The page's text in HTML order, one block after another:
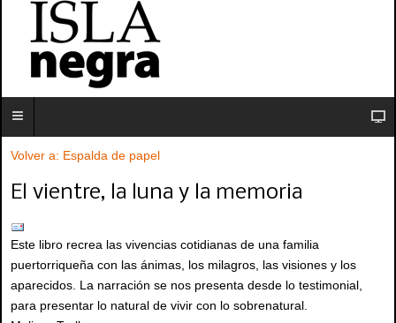
Volver a: Espalda de papel
El vientre, la luna y la memoria
Este libro recrea las vivencias cotidianas de una familia
puertorriqueña con las ánimas, los milagros, las visiones y los
aparecidos. La narración se nos presenta desde lo testimonial,
para presentar lo natural de vivir con lo sobrenatural.